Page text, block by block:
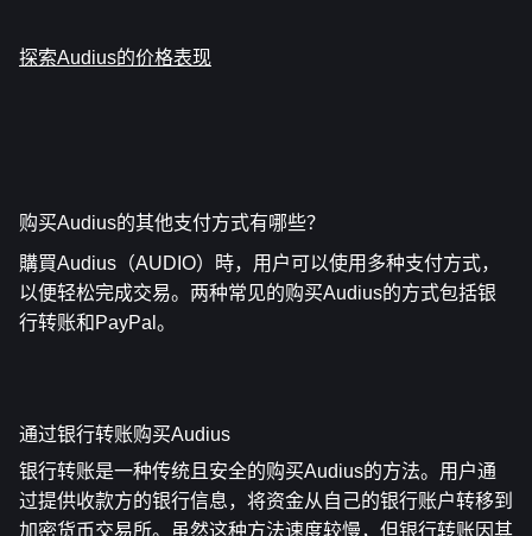
探索Audius的价格表现
购买Audius的其他支付方式有哪些？
購買Audius（AUDIO）時，用户可以使用多种支付方式，
以便轻松完成交易。两种常见的购买Audius的方式包括银
行转账和PayPal。
通过银行转账购买Audius
银行转账是一种传统且安全的购买Audius的方法。用户通
过提供收款方的银行信息，将资金从自己的银行账户转移到
加密货币交易所。虽然这种方法速度较慢，但银行转账因其